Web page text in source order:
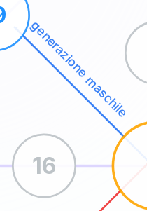
generazione maschile
16